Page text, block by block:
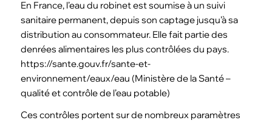
En France, l’eau du robinet est soumise à un suivi
sanitaire permanent, depuis son captage jusqu’à sa
distribution au consommateur. Elle fait partie des
denrées alimentaires les plus contrôlées du pays.
https://sante.gouv.fr/sante-et-
environnement/eaux/eau (Ministère de la Santé –
qualité et contrôle de l’eau potable)
Ces contrôles portent sur de nombreux paramètres